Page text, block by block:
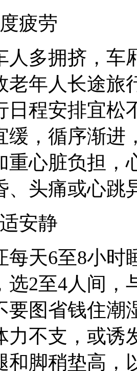
疲劳
拥挤，车
老年人长途旅
日程安排宜松
缓，循序渐进
重心脏负担，
、头痛或心跳
安静
6至8小时
选2至4人间，
要图省钱住潮
力不支，或诱
和脚稍垫高，